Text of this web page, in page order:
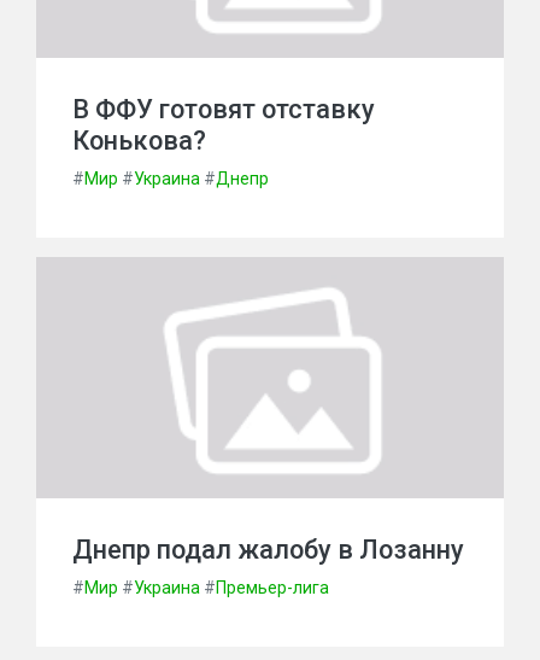
В ФФУ готовят отставку
Конькова?
#Мир #Украина #Днепр
Днепр подал жалобу в Лозанну
#Мир #Украина #Премьер-лига